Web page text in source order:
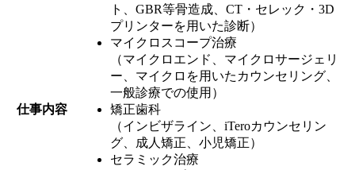
仕事内容
ト、GBR等骨造成、CT・セレック・3D
プリンターを用いた診断）
マイクロスコープ治療
（マイクロエンド、マイクロサージェリ
ー、マイクロを用いたカウンセリング、
一般診療での使用）
矯正歯科
（インビザライン、iTeroカウンセリン
グ、成人矯正、小児矯正）
セラミック治療